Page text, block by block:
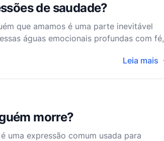
de saudade?
que amamos é uma parte inevitável
águas emocionais profundas com fé,
Leia mais
morre?
uma expressão comum usada para